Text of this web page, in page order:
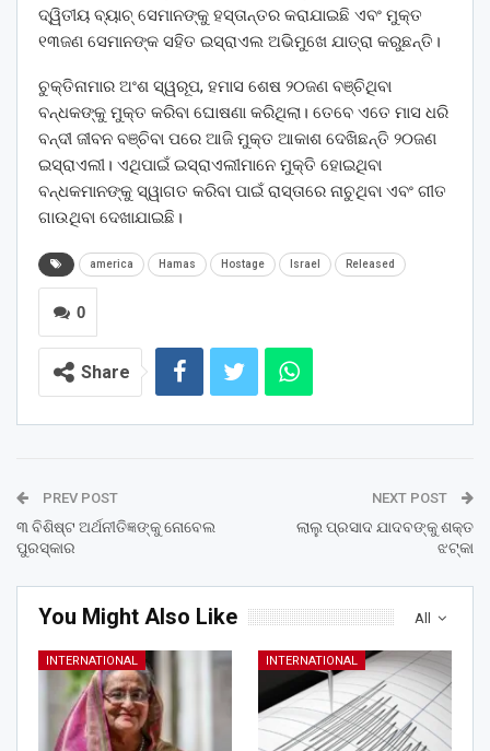
ଦ୍ୱିତୀୟ ବ୍ୟାଚ୍ ସେମାନଙ୍କୁ ହସ୍ତାନ୍ତର କରାଯାଇଛି ଏବଂ ମୁକ୍ତ
୧୩ଜଣ ସେମାନଙ୍କ ସହିତ ଇସ୍ରାଏଲ ଅଭିମୁଖେ ଯାତ୍ରା କରୁଛନ୍ତି।
ଚୁକ୍ତିନାମାର ଅଂଶ ସ୍ୱରୂପ, ହମାସ ଶେଷ ୨୦ଜଣ ବଞ୍ଚିଥିବା
ବନ୍ଧକଙ୍କୁ ମୁକ୍ତ କରିବା ଘୋଷଣା କରିଥିଲା। ତେବେ ଏତେ ମାସ ଧରି
ବନ୍ଦୀ ଜୀବନ ବଞ୍ଚିବା ପରେ ଆଜି ମୁକ୍ତ ଆକାଶ ଦେଖିଛନ୍ତି ୨୦ଜଣ
ଇସ୍ରାଏଲୀ। ଏଥିପାଇଁ ଇସ୍ରାଏଲୀମାନେ ମୁକ୍ତି ହୋଇଥିବା
ବନ୍ଧକମାନଙ୍କୁ ସ୍ୱାଗତ କରିବା ପାଇଁ ରାସ୍ତାରେ ନାଚୁଥିବା ଏବଂ ଗୀତ
ଗାଉଥିବା ଦେଖାଯାଇଛି।
america Hamas Hostage Israel Released
0
Share
PREV POST
୩ ବିଶିଷ୍ଟ ଅର୍ଥନୀତିଜ୍ଞଙ୍କୁ ନୋବେଲ
ପୁରସ୍କାର
NEXT POST
ଲାଲୁ ପ୍ରସାଦ ଯାଦବଙ୍କୁ ଶକ୍ତ
ଝଟ୍‌କା
All
You Might Also Like
INTERNATIONAL INTERNATIONAL